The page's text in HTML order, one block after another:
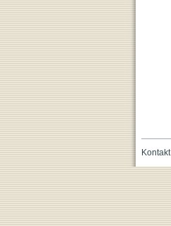
Kontakt